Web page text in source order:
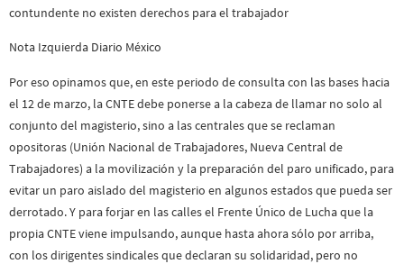
contundente no existen derechos para el trabajador
Nota Izquierda Diario México
Por eso opinamos que, en este periodo de consulta con las bases hacia
el 12 de marzo, la CNTE debe ponerse a la cabeza de llamar no solo al
conjunto del magisterio, sino a las centrales que se reclaman
opositoras (Unión Nacional de Trabajadores, Nueva Central de
Trabajadores) a la movilización y la preparación del paro unificado, para
evitar un paro aislado del magisterio en algunos estados que pueda ser
derrotado. Y para forjar en las calles el Frente Único de Lucha que la
propia CNTE viene impulsando, aunque hasta ahora sólo por arriba,
con los dirigentes sindicales que declaran su solidaridad, pero no